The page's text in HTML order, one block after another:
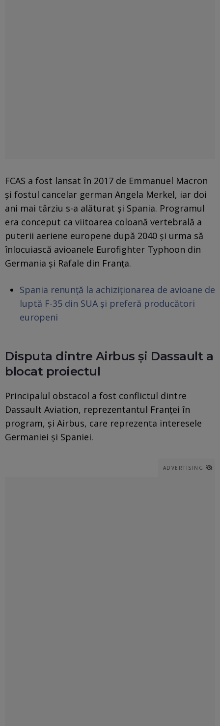
FCAS a fost lansat în 2017 de Emmanuel Macron
și fostul cancelar german Angela Merkel, iar doi
ani mai târziu s-a alăturat și Spania. Programul
era conceput ca viitoarea coloană vertebrală a
puterii aeriene europene după 2040 și urma să
înlocuiască avioanele Eurofighter Typhoon din
Germania și Rafale din Franța.
Spania renunță la achiziționarea de avioane de
luptă F-35 din SUA și preferă producători
europeni
Disputa dintre Airbus și Dassault a
blocat proiectul
Principalul obstacol a fost conflictul dintre
Dassault Aviation, reprezentantul Franței în
program, și Airbus, care reprezenta interesele
Germaniei și Spaniei.
ADVERTISING